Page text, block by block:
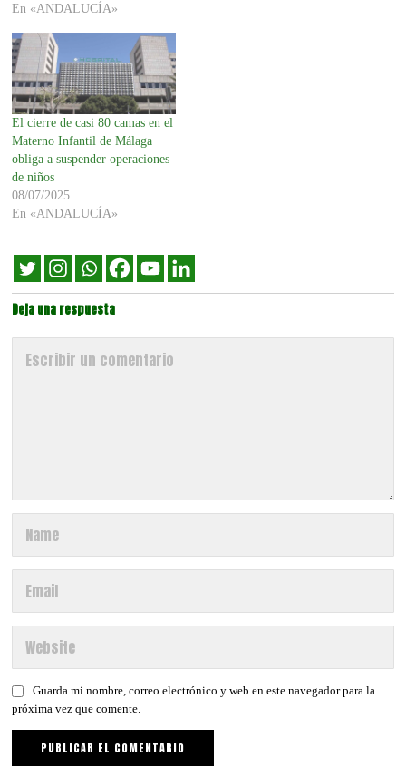
En «ANDALUCÍA»
El cierre de casi 80 camas en el
Materno Infantil de Málaga
obliga a suspender operaciones
de niños
08/07/2025
En «ANDALUCÍA»
Deja una respuesta
Guarda mi nombre, correo electrónico y web en este navegador para la
próxima vez que comente.